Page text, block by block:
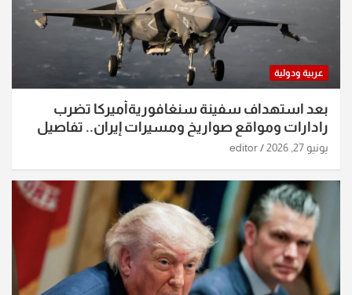
عربية ودولية
بعد استهداف سفينة سنغافوريةأميركا تضرب
رادارات ومواقع صواريخ ومسيرات إيران.. تفاصيل
الساعات الماضية
يونيو 27, 2026 editor